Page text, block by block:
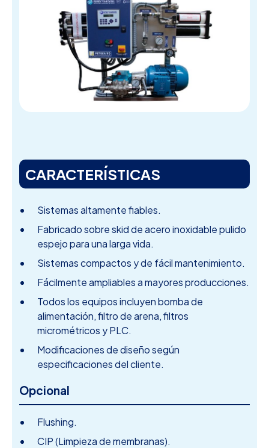
CARACTERÍSTICAS
Sistemas altamente fiables.
Fabricado sobre skid de acero inoxidable pulido
espejo para una larga vida.
Sistemas compactos y de fácil mantenimiento.
Fácilmente ampliables a mayores producciones.
Todos los equipos incluyen bomba de
alimentación, filtro de arena, filtros
micrométricos y PLC.
Modificaciones de diseño según
especificaciones del cliente.
Opcional
Flushing.
CIP (Limpieza de membranas).